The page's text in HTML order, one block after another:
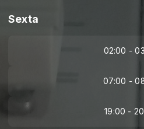
Sexta
02:00 -
07:00 -
19:00 -